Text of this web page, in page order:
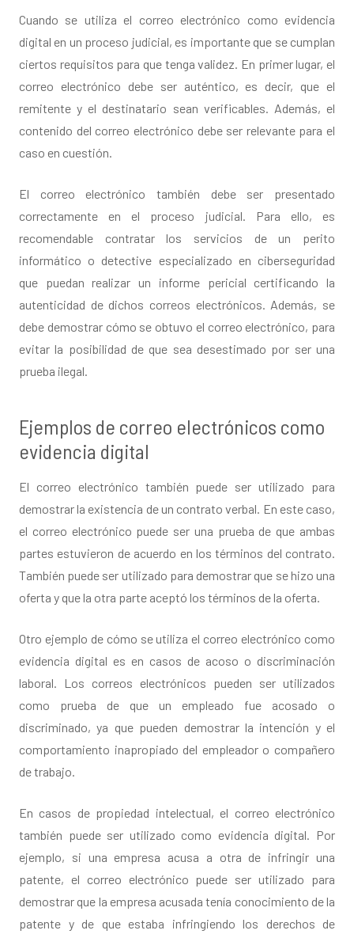
Cuando se utiliza el correo electrónico como evidencia
digital en un proceso judicial, es importante que se cumplan
ciertos requisitos para que tenga validez. En primer lugar, el
correo electrónico debe ser auténtico, es decir, que el
remitente y el destinatario sean verificables. Además, el
contenido del correo electrónico debe ser relevante para el
caso en cuestión.
El correo electrónico también debe ser presentado
correctamente en el proceso judicial. Para ello, es
recomendable contratar los servicios de un perito
informático o detective especializado en ciberseguridad
que puedan realizar un informe pericial certificando la
autenticidad de dichos correos electrónicos. Además, se
debe demostrar cómo se obtuvo el correo electrónico, para
evitar la posibilidad de que sea desestimado por ser una
prueba ilegal.
Ejemplos de correo electrónicos como
evidencia digital
El correo electrónico también puede ser utilizado para
demostrar la existencia de un contrato verbal. En este caso,
el correo electrónico puede ser una prueba de que ambas
partes estuvieron de acuerdo en los términos del contrato.
También puede ser utilizado para demostrar que se hizo una
oferta y que la otra parte aceptó los términos de la oferta.
Otro ejemplo de cómo se utiliza el correo electrónico como
evidencia digital es en casos de acoso o discriminación
laboral. Los correos electrónicos pueden ser utilizados
como prueba de que un empleado fue acosado o
discriminado, ya que pueden demostrar la intención y el
comportamiento inapropiado del empleador o compañero
de trabajo.
En casos de propiedad intelectual, el correo electrónico
también puede ser utilizado como evidencia digital. Por
ejemplo, si una empresa acusa a otra de infringir una
patente, el correo electrónico puede ser utilizado para
demostrar que la empresa acusada tenía conocimiento de la
patente y de que estaba infringiendo los derechos de